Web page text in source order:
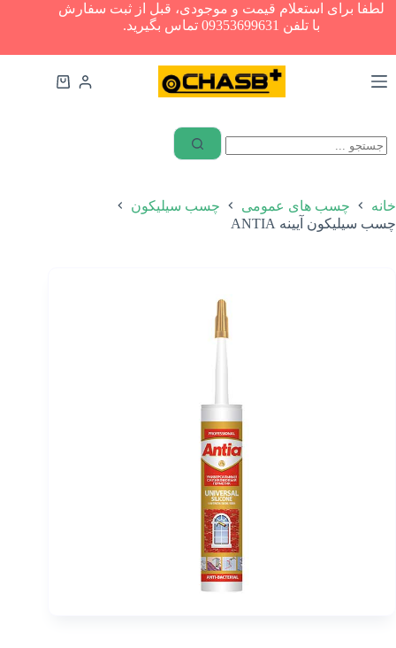
پرش
آلات
عمومی
چسب‌های
لطفا برای استعلام قیمت و موجودی، قبل از ثبت سفارش
با تلفن 09353699631 تماس بگیرید.
سبد
خانه چسب های عمومی
چسب سیلیکون
چسب سیلیکون آیینه ANTIA